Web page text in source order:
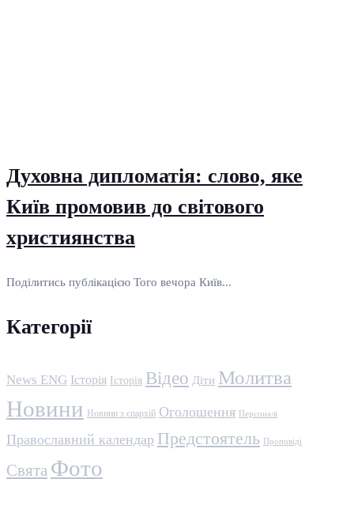
Духовна дипломатія: слово, яке
Київ промовив до світового
християнства
Поділитись публікацією Того вечора Київ...
Категорії
News ENG Історія Історія Відео Діти Молитва
Новини Новини з єпархій Оголошення Персоналі
Православний календар Предстоятель Проповіді
Свята Фото